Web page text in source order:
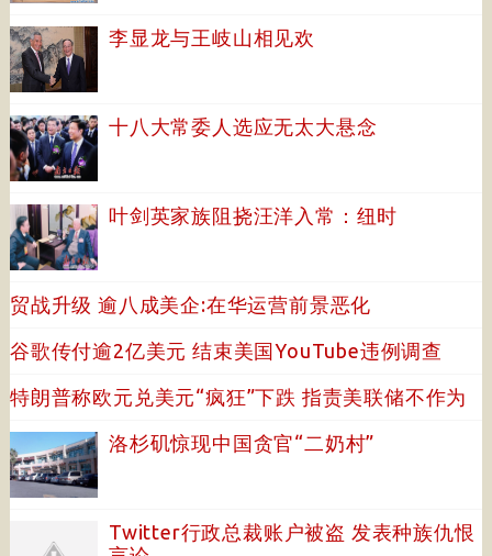
李显龙与王岐山相见欢
十八大常委人选应无太大悬念
叶剑英家族阻挠汪洋入常：纽时
贸战升级 逾八成美企:在华运营前景恶化
谷歌传付逾2亿美元 结束美国YouTube违例调查
特朗普称欧元兑美元“疯狂”下跌 指责美联储不作为
洛杉矶惊现中国贪官“二奶村”
Twitter行政总裁账户被盗 发表种族仇恨